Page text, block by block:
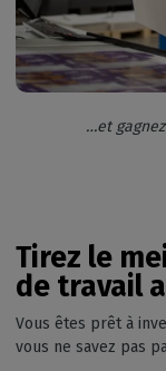
…et
Tirez le
de travail
Vous êtes prêt à
vous ne savez pas